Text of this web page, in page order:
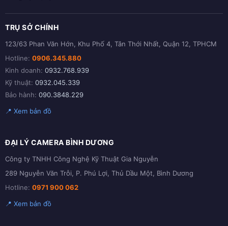
TRỤ SỞ CHÍNH
123/63 Phan Văn Hớn, Khu Phố 4, Tân Thới Nhất, Quận 12, TPHCM
Hotline: 0906.345.880
Kinh doanh: 0932.768.939
Kỹ thuật: 0932.045.339
Bảo hành: 090.3848.229
📍 Xem bản đồ
ĐẠI LÝ CAMERA BÌNH DƯƠNG
Công ty TNHH Công Nghệ Kỹ Thuật Gia Nguyễn
289 Nguyễn Văn Trỗi, P. Phú Lợi, Thủ Dầu Một, Bình Dương
Hotline: 0971 900 062
📍 Xem bản đồ